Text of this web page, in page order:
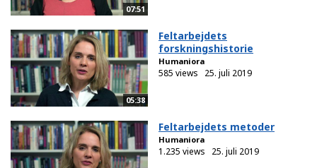
07:51
05:38
Feltarbejdets
forskningshistorie
Humaniora
585 views 25. juli 2019
Feltarbejdets metoder
Humaniora
1.235 views 25. juli 2019